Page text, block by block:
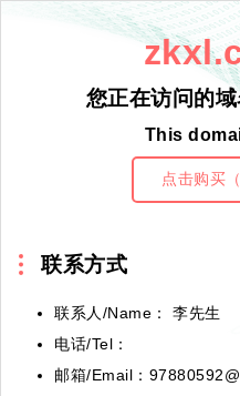
您正在访问的
This
点击购买
联系方式
联系人/Name： 李先生
电话/Tel：
邮箱/Email：